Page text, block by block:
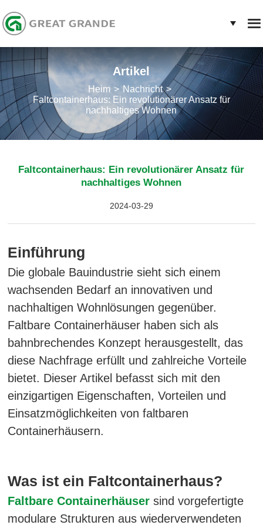
Artikel
Heim
Nachricht
Faltcontainerhaus: Ein revolutionärer Ansatz für
nachhaltiges Wohnen
Faltcontainerhaus: Ein revolutionärer Ansatz für
nachhaltiges Wohnen
2024-03-29
Einführung
Die globale Bauindustrie sieht sich einem
wachsenden Bedarf an innovativen und
nachhaltigen Wohnlösungen gegenüber.
Faltbare Containerhäuser haben sich als
bahnbrechendes Konzept herausgestellt, das
diese Nachfrage erfüllt und zahlreiche Vorteile
bietet. Dieser Artikel befasst sich mit den
einzigartigen Eigenschaften, Vorteilen und
Einsatzmöglichkeiten von faltbaren
Containerhäusern.
Was ist ein Faltcontainerhaus?
Faltbare Containerhäusersind vorgefertigte
modulare Strukturen aus wiederverwendeten